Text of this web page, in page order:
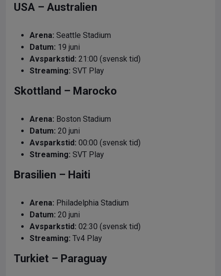
USA – Australien
Arena: Seattle Stadium
Datum: 19 juni
Avsparkstid: 21:00 (svensk tid)
Streaming: SVT Play
Skottland – Marocko
Arena: Boston Stadium
Datum: 20 juni
Avsparkstid: 00:00 (svensk tid)
Streaming: SVT Play
Brasilien – Haiti
Arena: Philadelphia Stadium
Datum: 20 juni
Avsparkstid: 02:30 (svensk tid)
Streaming: Tv4 Play
Turkiet – Paraguay